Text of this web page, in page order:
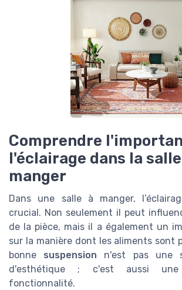
Comprendre
l'éclairage dans la
manger
Dans une salle à manger,
crucial. Non seulement il peut
de la pièce, mais il a également un
sur la manière dont les aliments sont
bonne suspension n'est pas une
d'esthétique ; c'est aussi
fonctionnalité.